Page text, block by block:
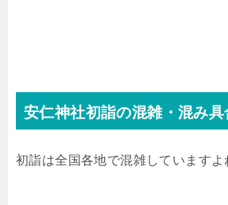
安仁神社初詣の混雑・混み具
初詣は全国各地で混雑していますよ